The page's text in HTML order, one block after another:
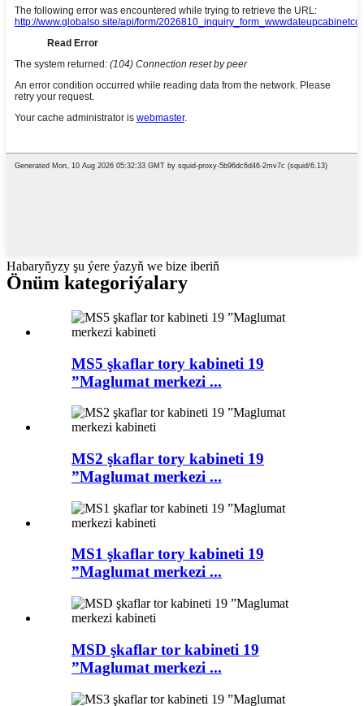
Habaryňyzy şu ýere ýazyň we bize iberiň
Önüm kategoriýalary
MS5 şkaflar tory kabineti 19
”Maglumat merkezi ...
MS2 şkaflar tory kabineti 19
”Maglumat merkezi ...
MS1 şkaflar tory kabineti 19
”Maglumat merkezi ...
MSD şkaflar tor kabineti 19
”Maglumat merkezi ...